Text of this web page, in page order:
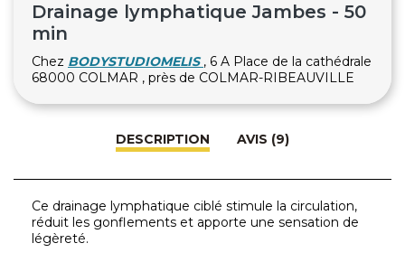
Drainage lymphatique Jambes - 50
min
Chez BODYSTUDIOMELIS , 6 A Place de la cathédrale
68000 COLMAR , près de COLMAR-RIBEAUVILLE
DESCRIPTION AVIS (9)
Ce drainage lymphatique ciblé stimule la circulation,
réduit les gonflements et apporte une sensation de
légèreté.